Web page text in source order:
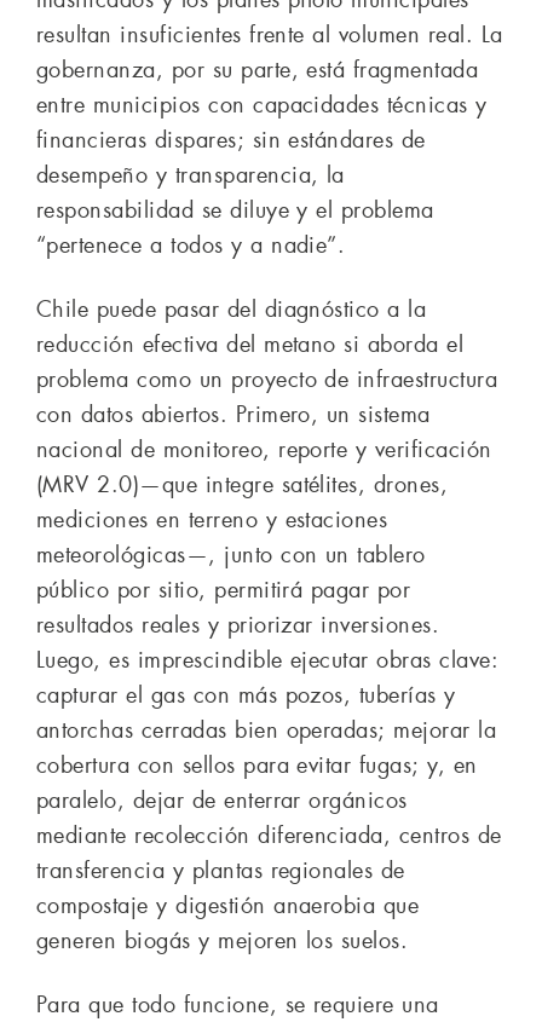
resultan insuficientes frente al volumen real. La
gobernanza, por su parte, está fragmentada
entre municipios con capacidades técnicas y
financieras dispares; sin estándares de
desempeño y transparencia, la
responsabilidad se diluye y el problema
“pertenece a todos y a nadie”.
Chile puede pasar del diagnóstico a la
reducción efectiva del metano si aborda el
problema como un proyecto de infraestructura
con datos abiertos. Primero, un sistema
nacional de monitoreo, reporte y verificación
(MRV 2.0)—que integre satélites, drones,
mediciones en terreno y estaciones
meteorológicas—, junto con un tablero
público por sitio, permitirá pagar por
resultados reales y priorizar inversiones.
Luego, es imprescindible ejecutar obras clave:
capturar el gas con más pozos, tuberías y
antorchas cerradas bien operadas; mejorar la
cobertura con sellos para evitar fugas; y, en
paralelo, dejar de enterrar orgánicos
mediante recolección diferenciada, centros de
transferencia y plantas regionales de
compostaje y digestión anaerobia que
generen biogás y mejoren los suelos.
Para que todo funcione, se requiere una